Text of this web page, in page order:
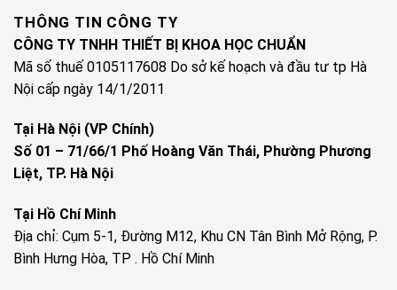
THÔNG TIN CÔNG TY
CÔNG TY TNHH THIẾT BỊ KHOA HỌC CHUẨN
Mã số thuế 0105117608 Do sở kế hoạch và đầu tư tp Hà
Nội cấp ngày 14/1/2011
Tại Hà Nội (VP Chính)
Số 01 – 71/66/1 Phố Hoàng Văn Thái, Phường Phương
Liệt, TP. Hà Nội
Tại Hồ Chí Minh
Địa chỉ: Cụm 5-1, Đường M12, Khu CN Tân Bình Mở Rộng, P.
Bình Hưng Hòa, TP . Hồ Chí Minh